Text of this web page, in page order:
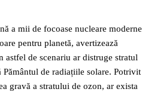
a mii de focoase nucleare moderne
pentru planetă, avertizează
astfel de scenariu ar distruge stratul
Pământul de radiațiile solare. Potrivit
gravă a stratului de ozon, ar exista